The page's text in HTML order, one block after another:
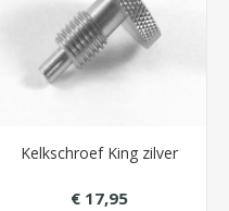
Kelkschroef King zilver
€ 17,95